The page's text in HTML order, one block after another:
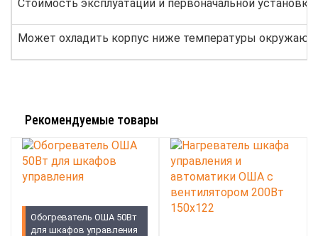
Стоимость эксплуатации и первоначальной
Может охладить корпус ниже температуры
Рекомендуемые товары
Обогреватель ОША 50Вт
для шкафов управления